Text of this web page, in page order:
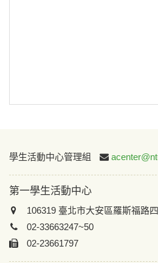
:::
學生活動中心管理組
第一學生活動中心
106319 臺北市大安區羅斯福路
02-33663247~50
02-23661797